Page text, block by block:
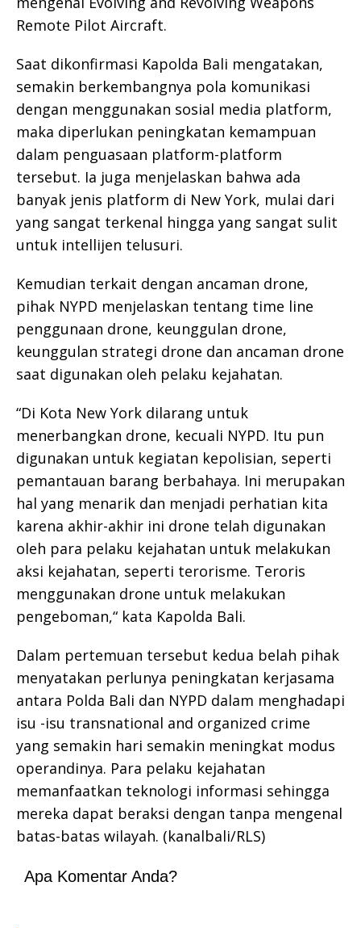
Remote Pilot Aircraft.
Saat dikonfirmasi Kapolda Bali mengatakan,
semakin berkembangnya pola komunikasi
dengan menggunakan sosial media platform,
maka diperlukan peningkatan kemampuan
dalam penguasaan platform-platform
tersebut. Ia juga menjelaskan bahwa ada
banyak jenis platform di New York, mulai dari
yang sangat terkenal hingga yang sangat sulit
untuk intellijen telusuri.
Kemudian terkait dengan ancaman drone,
pihak NYPD menjelaskan tentang time line
penggunaan drone, keunggulan drone,
keunggulan strategi drone dan ancaman drone
saat digunakan oleh pelaku kejahatan.
“Di Kota New York dilarang untuk
menerbangkan drone, kecuali NYPD. Itu pun
digunakan untuk kegiatan kepolisian, seperti
pemantauan barang berbahaya. Ini merupakan
hal yang menarik dan menjadi perhatian kita
karena akhir-akhir ini drone telah digunakan
oleh para pelaku kejahatan untuk melakukan
aksi kejahatan, seperti terorisme. Teroris
menggunakan drone untuk melakukan
pengeboman,“ kata Kapolda Bali.
Dalam pertemuan tersebut kedua belah pihak
menyatakan perlunya peningkatan kerjasama
antara Polda Bali dan NYPD dalam menghadapi
isu -isu transnational and organized crime
yang semakin hari semakin meningkat modus
operandinya. Para pelaku kejahatan
memanfaatkan teknologi informasi sehingga
mereka dapat beraksi dengan tanpa mengenal
batas-batas wilayah. (kanalbali/RLS)
Apa Komentar Anda?